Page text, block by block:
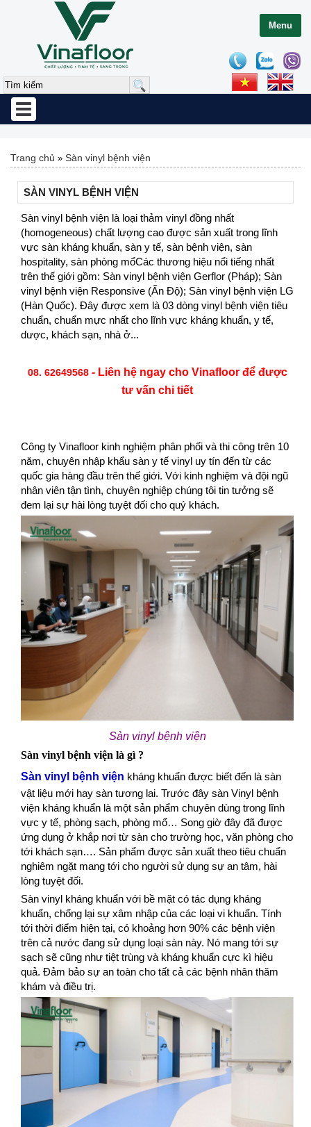
Menu
Toggle
navigation
Trang chủ » Sàn vinyl bệnh viện
SÀN VINYL BỆNH VIỆN
Sàn vinyl bệnh viện là loại thảm vinyl đồng nhất
(homogeneous) chất lượng cao được sản xuất trong lĩnh
vực sàn kháng khuẩn, sàn y tế, sàn bệnh viện, sàn
hospitality, sàn phòng mổCác thương hiệu nổi tiếng nhất
trên thế giới gồm: Sàn vinyl bệnh viện Gerflor (Pháp); Sàn
vinyl bệnh viện Responsive (Ấn Độ); Sàn vinyl bệnh viện LG
(Hàn Quốc). Đây được xem là 03 dòng vinyl bệnh viện tiêu
chuẩn, chuẩn mực nhất cho lĩnh vực kháng khuẩn, y tế,
dược, khách sạn, nhà ở...
08. 62649568- Liên hệ ngay cho Vinafloor để được
tư vấn chi tiết
Công ty Vinafloor kinh nghiệm phân phối và thi công trên 10
năm, chuyên nhập khẩu sàn y tế vinyl uy tín đến từ các
quốc gia hàng đầu trên thế giới. Với kinh nghiệm và đội ngũ
nhân viên tận tình, chuyên nghiệp chúng tôi tin tưởng sẽ
đem lại sự hài lòng tuyệt đối cho quý khách.
Sàn vinyl bệnh viện
Sàn vinyl bệnh viện là gì ?
Sàn vinyl bệnh viện kháng khuẩn được biết đến là sàn
vật liệu mới hay sàn tương lai. Trước đây sàn Vinyl bệnh
viện kháng khuẩn là một sản phẩm chuyên dùng trong lĩnh
vực y tế, phòng sạch, phòng mổ… Song giờ đây đã được
ứng dụng ở khắp nơi từ sàn cho trường học, văn phòng cho
tới khách sạn…. Sản phẩm được sản xuất theo tiêu chuẩn
nghiêm ngặt mang tới cho người sử dụng sự an tâm, hài
lòng tuyệt đối.
Sàn vinyl kháng khuẩn với bề mặt có tác dụng kháng
khuẩn, chống lại sự xâm nhập của các loại vi khuẩn. Tính
tới thời điểm hiện tại, có khoảng hơn 90% các bệnh viện
trên cả nước đang sử dụng loại sàn này. Nó mang tới sự
sạch sẽ cũng như tiệt trùng và kháng khuẩn cực kì hiệu
quả. Đảm bảo sự an toàn cho tất cả các bệnh nhân thăm
khám và điều trị.